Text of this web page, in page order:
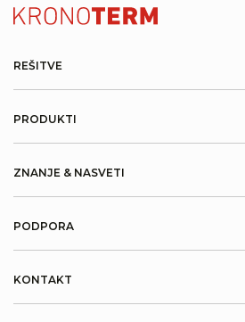
REŠITVE
PRODUKTI
ZNANJE & NASVETI
PODPORA
KONTAKT